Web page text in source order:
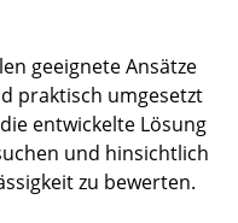
geeignete Ansätze
praktisch umgesetzt
entwickelte Lösung
und hinsichtlich
zu bewerten.